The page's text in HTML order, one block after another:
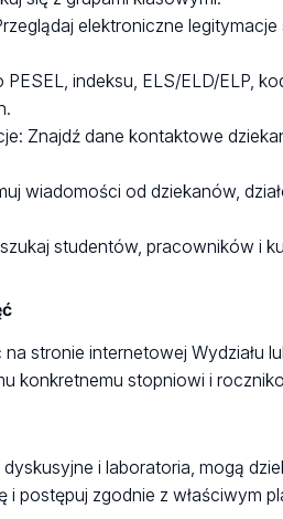
elektroniczne
indeksu, ELS/ELD/ELP,
Znajdź dane kontaktowe
wiadomości od dziekanów,
studentów, pracowników i
stronie internetowej Wydziału
konkretnemu stopniowi i
dyskusyjne i laboratoria, mogą
i postępuj zgodnie z właściwym